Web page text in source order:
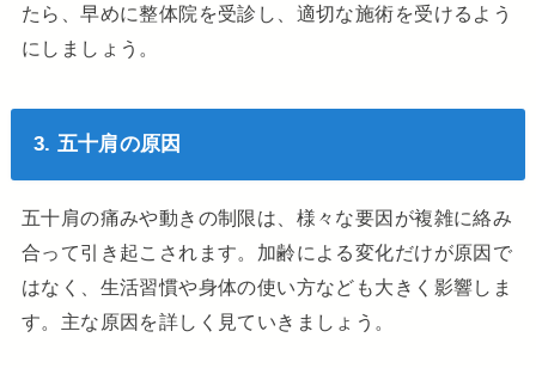
たら、早めに整体院を受診し、適切な施術を受けるよう
にしましょう。
3. 五十肩の原因
五十肩の痛みや動きの制限は、様々な要因が複雑に絡み
合って引き起こされます。加齢による変化だけが原因で
はなく、生活習慣や身体の使い方なども大きく影響しま
す。主な原因を詳しく見ていきましょう。